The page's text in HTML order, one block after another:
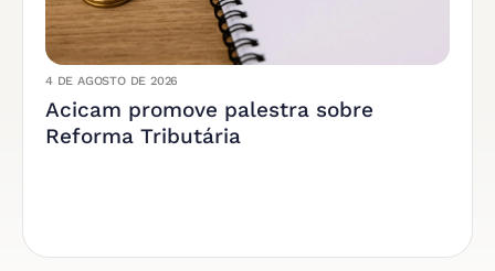
4 DE AGOSTO DE 2026
Acicam promove palestra sobre
Reforma Tributária